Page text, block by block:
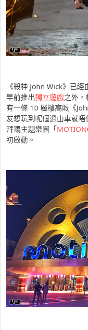
《殺神 John Wick》已
早前推出獨立遊戲之外，
有一條 10 層樓高嘅《
友想玩到呢個過山車就
拜嘅主題樂園「
初啟動。